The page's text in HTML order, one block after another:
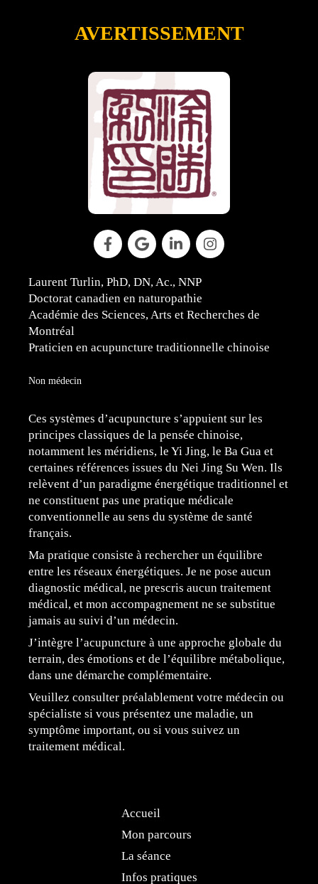
AVERTISSEMENT
Laurent Turlin, PhD, DN, Ac., NNP
Doctorat canadien en naturopathie
Académie des Sciences, Arts et Recherches de
Montréal
Praticien en acupuncture traditionnelle chinoise
Non médecin
Ces systèmes d’acupuncture s’appuient sur les
principes classiques de la pensée chinoise,
notamment les méridiens, le Yi Jing, le Ba Gua et
certaines références issues du Nei Jing Su Wen. Ils
relèvent d’un paradigme énergétique traditionnel et
ne constituent pas une pratique médicale
conventionnelle au sens du système de santé
français.
Ma pratique consiste à rechercher un équilibre
entre les réseaux énergétiques. Je ne pose aucun
diagnostic médical, ne prescris aucun traitement
médical, et mon accompagnement ne se substitue
jamais au suivi d’un médecin.
J’intègre l’acupuncture à une approche globale du
terrain, des émotions et de l’équilibre métabolique,
dans une démarche complémentaire.
Veuillez consulter préalablement votre médecin ou
spécialiste si vous présentez une maladie, un
symptôme important, ou si vous suivez un
traitement médical.
Accueil
Mon parcours
La séance
Infos pratiques